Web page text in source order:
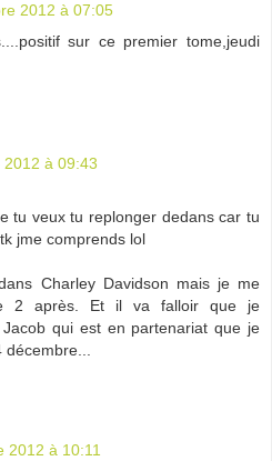
2012 à 07:05
sur ce premier tome,jeudi
à 09:43
tu veux tu replonger dedans car tu
jme comprends lol
Charley Davidson mais je me
2 après. Et il va falloir que je
qui est en partenariat que je
décembre...
2012 à 10:11